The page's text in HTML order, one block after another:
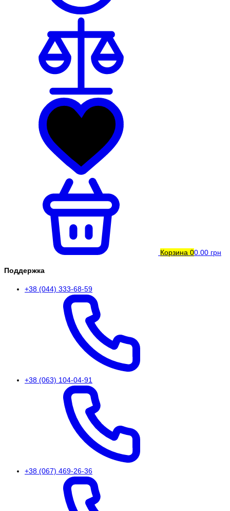
Корзина 00.00 грн
Поддержка
+38 (044) 333-68-59
+38 (063) 104-04-91
+38 (067) 469-26-36